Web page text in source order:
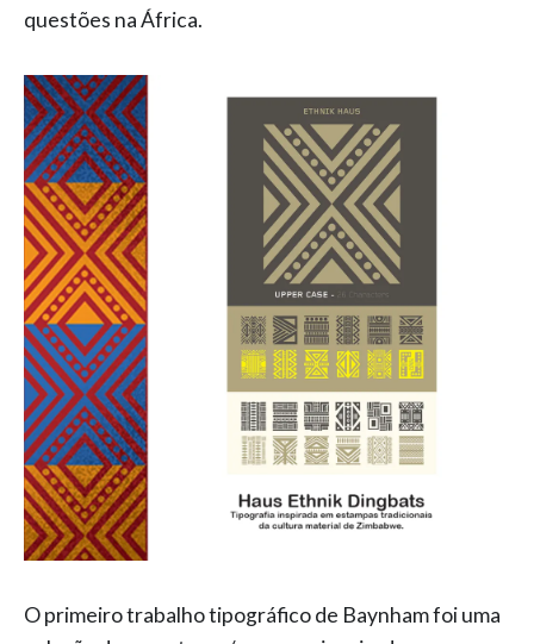
questões na África.
O primeiro trabalho tipográfico de Baynham foi uma